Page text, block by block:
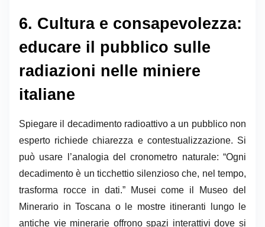
6. Cultura e consapevolezza:
educare il pubblico sulle
radiazioni nelle miniere
italiane
Spiegare il decadimento radioattivo a un pubblico non
esperto richiede chiarezza e contestualizzazione. Si
può usare l’analogia del cronometro naturale: “Ogni
decadimento è un ticchettio silenzioso che, nel tempo,
trasforma rocce in dati.” Musei come il Museo del
Minerario in Toscana o le mostre itineranti lungo le
antiche vie minerarie offrono spazi interattivi dove si